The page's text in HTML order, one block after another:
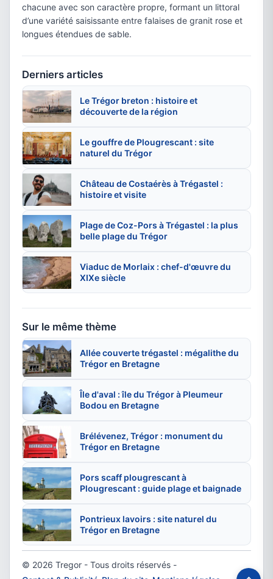
chacune avec son caractère propre, formant un littoral
d’une variété saisissante entre falaises de granit rose et
longues étendues de sable.
Derniers articles
Le Trégor breton : histoire et
découverte de la région
Le gouffre de Plougrescant : site
naturel du Trégor
Château de Costaérès à Trégastel :
histoire et visite
Plage de Coz-Pors à Trégastel : la plus
belle plage du Trégor
Viaduc de Morlaix : chef-d'œuvre du
XIXe siècle
Sur le même thème
Allée couverte trégastel : mégalithe du
Trégor en Bretagne
Île d'aval : île du Trégor à Pleumeur
Bodou en Bretagne
Brélévenez, Trégor : monument du
Trégor en Bretagne
Pors scaff plougrescant à
Plougrescant : guide plage et baignade
Pontrieux lavoirs : site naturel du
Trégor en Bretagne
© 2026 Tregor - Tous droits réservés -